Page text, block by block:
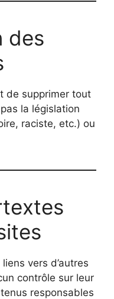
des
de supprimer tout
la législation
raciste, etc.) ou
vers d’autres
contrôle sur leur
responsables